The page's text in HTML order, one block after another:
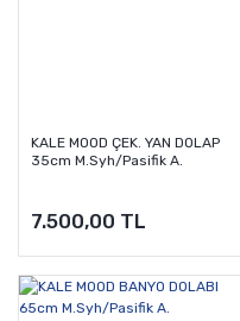
KALE MOOD ÇEK. YAN DOLAP
35cm M.Syh/Pasifik A.
7.500,00 TL